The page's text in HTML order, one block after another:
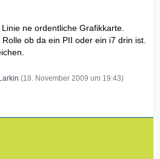
ne ordentliche Grafikkarte.
ob da ein PII oder ein i7 drin ist.
Larkin (18. November 2009 um 19:43)